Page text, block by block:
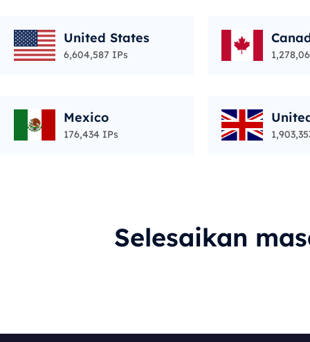
United States
6,604,587 IPs
Mexico
176,434 IPs
Selesaikan